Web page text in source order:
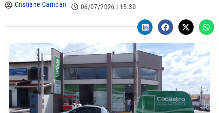
Cristiane Campari 06/07/2026 | 15:30